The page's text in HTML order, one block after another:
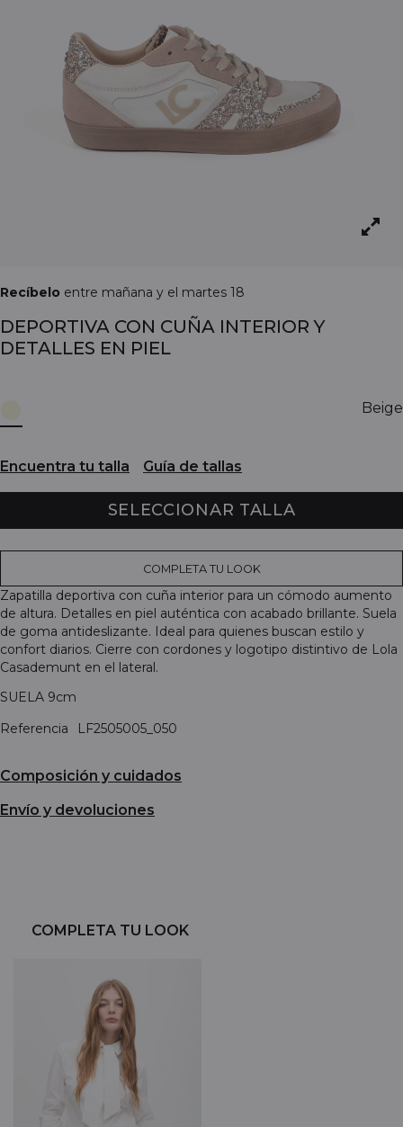
Recíbelo entre mañana y el martes 18
DEPORTIVA CON CUÑA INTERIOR Y
DETALLES EN PIEL
Beige
Encuentra tu talla Guía de tallas
SELECCIONAR TALLA
COMPLETA TU LOOK
Zapatilla deportiva con cuña interior para un cómodo aumento
de altura. Detalles en piel auténtica con acabado brillante. Suela
de goma antideslizante. Ideal para quienes buscan estilo y
confort diarios. Cierre con cordones y logotipo distintivo de Lola
Casademunt en el lateral.
SUELA 9cm
Referencia
LF2505005_050
Composición y cuidados
Envío y devoluciones
COMPLETA TU LOOK